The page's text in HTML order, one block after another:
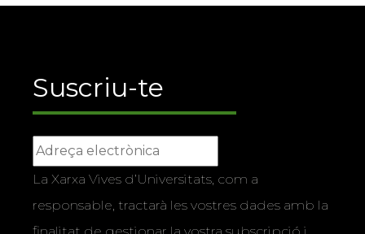
Suscriu-te
La Xarxa Vives d’Universitats, com a
responsable, tractarà les vostres dades amb la
finalitat de gestionar la vostra subscripció i